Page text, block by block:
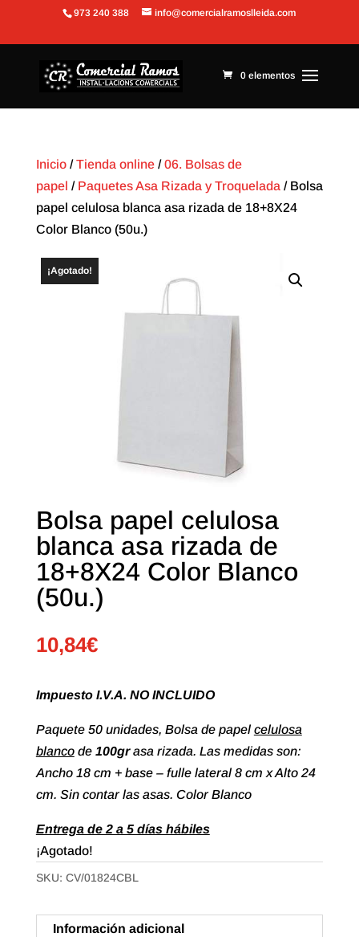
Abrir barra de herramientas
973 240 388 info@comercialramoslleida.com
0 elementos
Inicio/Tienda online/06. Bolsas de
papel / Paquetes Asa Rizada y Troquelada / Bolsa
papel celulosa blanca asa rizada de 18+8X24
Color Blanco (50u.)
¡Agotado!
Bolsa papel celulosa
blanca asa rizada de
18+8X24 Color Blanco
(50u.)
10,84€
Impuesto I.V.A. NO INCLUIDO
Paquete 50 unidades, Bolsa de papel celulosa
blancode 100grasa rizada. Las medidas son:
Ancho 18 cm + base – fulle lateral 8 cm x Alto 24
cm. Sin contar las asas. Color Blanco
Entrega de 2 a 5 días hábiles
¡Agotado!
SKU: CV/01824CBL
Información adicional